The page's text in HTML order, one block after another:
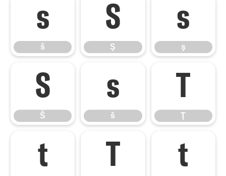
ŝ
ŝ
Ş
Ş
ş
ş
Š
Š
š
š
Ţ
Ţ
ţ Ť ť